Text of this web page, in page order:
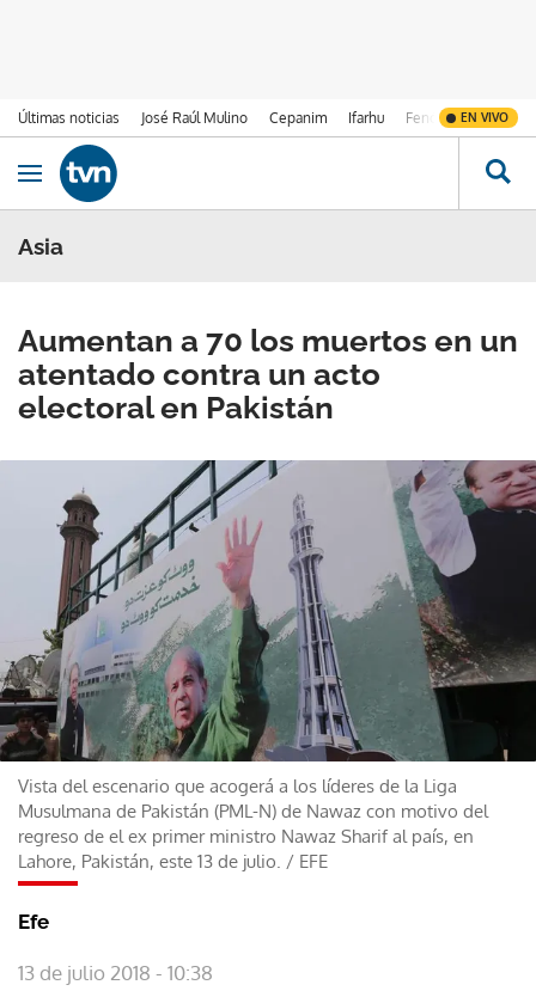
Últimas noticias José Raúl Mulino Cepanim Ifarhu Fenómeno de El
EN VIVO
Ir al contenido
Obrir navegació
Asia
Aumentan a 70 los muertos en un
atentado contra un acto
electoral en Pakistán
Vista del escenario que acogerá a los líderes de la Liga
Musulmana de Pakistán (PML-N) de Nawaz con motivo del
regreso de el ex primer ministro Nawaz Sharif al país, en
Lahore, Pakistán, este 13 de julio. / EFE
Efe
13 de julio 2018 - 10:38